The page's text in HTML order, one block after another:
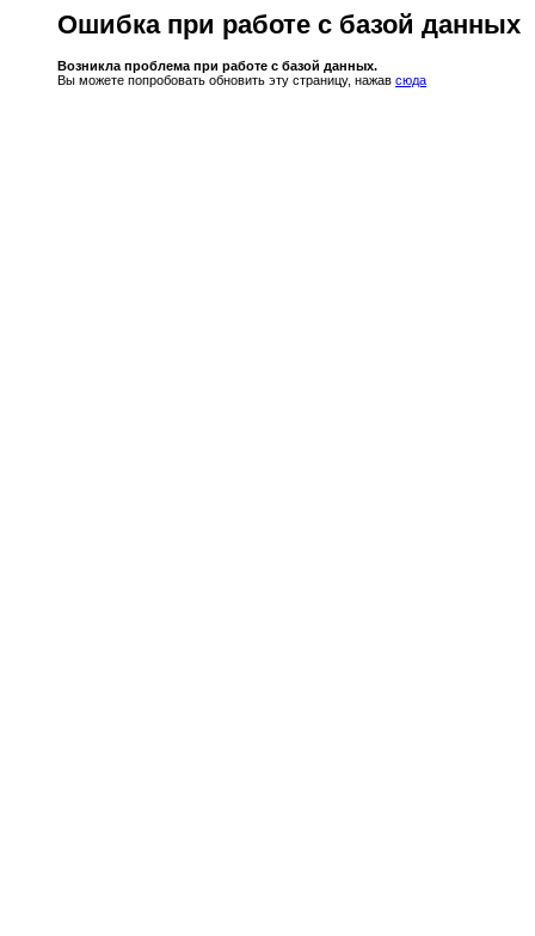
Ошибка при работе с базой данных
Возникла проблема при работе с базой данных.
Вы можете попробовать обновить эту страницу, нажав сюда